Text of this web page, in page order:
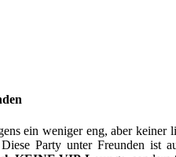
ein weniger eng, aber keiner
Party unter Freunden ist